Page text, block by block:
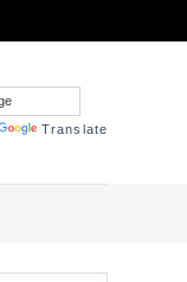
Translate